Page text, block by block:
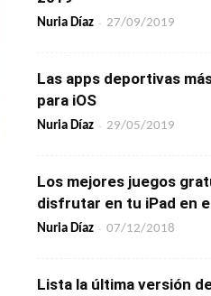
Nuria Díaz - 27/09/2019
Las apps deportivas
para iOS
Nuria Díaz - 29/05/2019
Los mejores juegos
disfrutar en tu iPad en
Nuria Díaz - 07/12/2018
Lista la última versión